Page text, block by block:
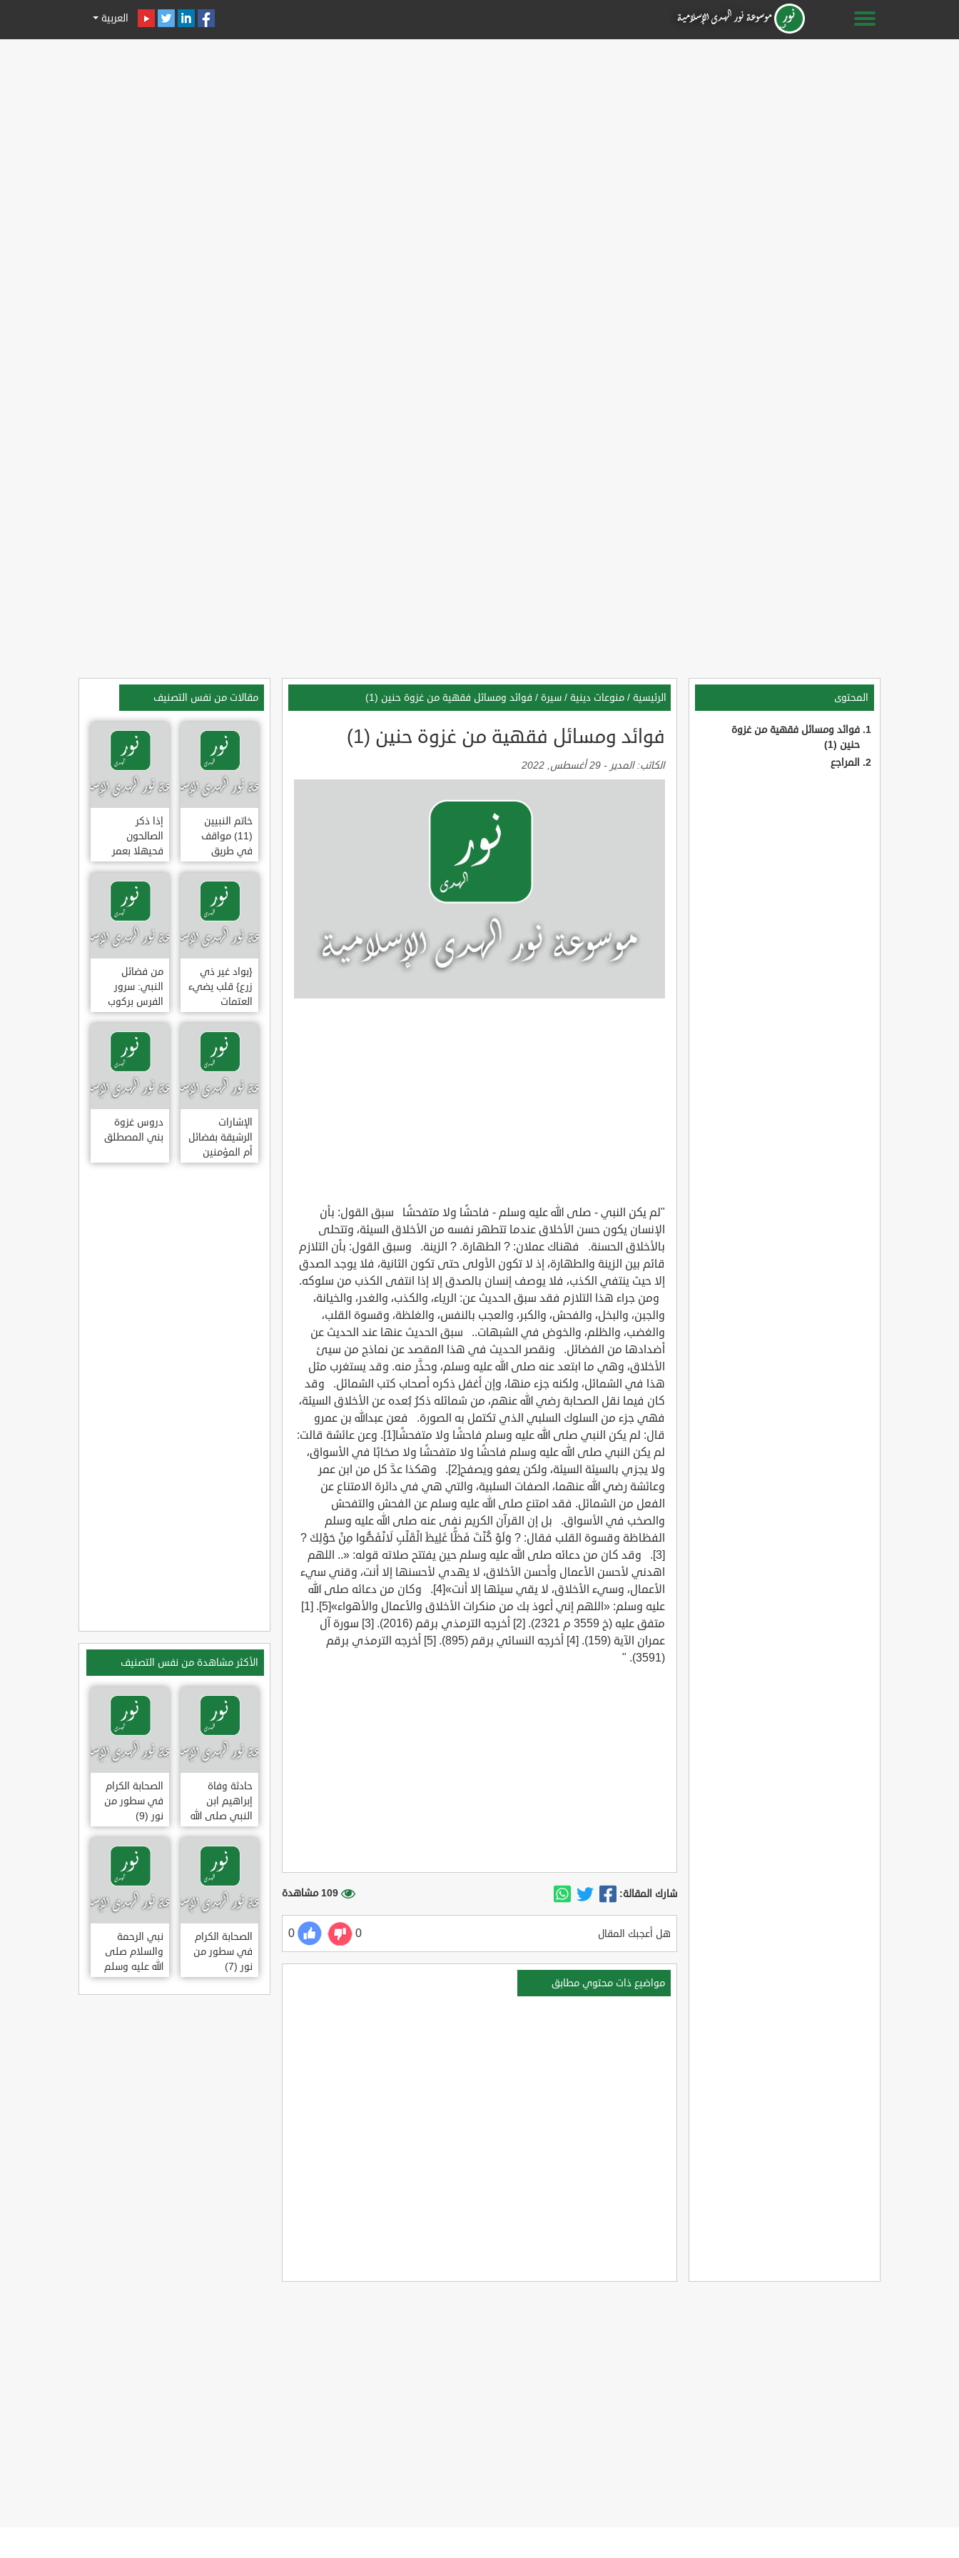
العربية
المحتوى
فوائد ومسائل فقهية من غزوة
حنين (1)
المراجع
الرئيسية / منوعات دينية / سيرة / فوائد ومسائل فقهية من غزوة حنين (1)
فوائد ومسائل فقهية من غزوة حنين (1)
الكاتب:المدير - 29 أغسطس, 2022
"لم يكن النبي - صلى الله عليه وسلم - فاحشًا ولا متفحشًا سبق القول: بأن
الإنسان يكون حسن الأخلاق عندما تتطهر نفسه من الأخلاق السيئة، وتتحلى
بالأخلاق الحسنة. فهناك عملان: ? الطهارة. ? الزينة. وسبق القول: بأن التلازم
قائم بين الزينة والطهارة، إذ لا تكون الأولى حتى تكون الثانية، فلا يوجد الصدق
إلا حيث ينتفي الكذب، فلا يوصف إنسان بالصدق إلا إذا انتفى الكذب من سلوكه.
ومن جراء هذا التلازم فقد سبق الحديث عن: الرياء، والكذب، والغدر، والخيانة،
والجبن، والبخل، والفحش، والكبر، والعجب بالنفس، والغلظة، وقسوة القلب،
والغضب، والظلم، والخوض في الشبهات.. سبق الحديث عنها عند الحديث عن
أضدادها من الفضائل. ونقصر الحديث في هذا المقصد عن نماذج من سيئ
الأخلاق، وهي ما ابتعد عنه صلى الله عليه وسلم، وحذَّر منه. وقد يستغرب مثل
هذا في الشمائل، ولكنه جزء منها، وإن أغفل ذكره أصحاب كتب الشمائل. وقد
كان فيما نقل الصحابة رضي الله عنهم، من شمائله ذكرُ بُعده عن الأخلاق السيئة،
فهي جزء من السلوك السلبي الذي تكتمل به الصورة. فعن عبدالله بن عمرو
قال: لم يكن النبي صلى الله عليه وسلم فاحشًا ولا متفحشًا[1]. وعن عائشة قالت:
لم يكن النبي صلى الله عليه وسلم فاحشًا ولا متفحشًا ولا صخابًا في الأسواق،
ولا يجزي بالسيئة السيئة، ولكن يعفو ويصفح[2]. وهكذا عدَّ كل من ابن عمر
وعائشة رضي الله عنهما، الصفات السلبية، والتي هي في دائرة الامتناع عن
الفعل من الشمائل. فقد امتنع صلى الله عليه وسلم عن الفحش والتفحش
والصخب في الأسواق. بل إن القرآن الكريم نفى عنه صلى الله عليه وسلم
الفظاظة وقسوة القلب فقال: ? وَلَوْ كُنْتَ فَظًّا غَلِيظَ الْقَلْبِ لَانْفَضُّوا مِنْ حَوْلِكَ ?
[3]. وقد كان من دعائه صلى الله عليه وسلم حين يفتتح صلاته قوله: «.. اللهم
اهدني لأحسن الأعمال وأحسن الأخلاق، لا يهدي لأحسنها إلا أنت، وقني سيء
الأعمال، وسيء الأخلاق، لا يقي سيئها إلا أنت»[4]. وكان من دعائه صلى الله
عليه وسلم: «اللهم إني أعوذ بك من منكرات الأخلاق والأعمال والأهواء»[5]. [1]
متفق عليه (خ 3559 م 2321). [2] أخرجه الترمذي برقم (2016). [3] سورة آل
عمران الآية (159). [4] أخرجه النسائي برقم (895). [5] أخرجه الترمذي برقم
(3591). "
شارك المقالة: 109 مشاهدة
هل أعجبك المقال 0
0
مواضيع ذات محتوي مطابق
مقالات من نفس التصنيف
خاتم النبيين
(11) مواقف
في طريق
الهجرة
إذا ذكر
الصالحون
فحيهلا بعمر
(خطبة)
{بواد غير ذي
زرع} قلب يضيء
العتمات
من فضائل
النبي: سرور
الفرس بركوب
النبي وخضوع
البراق له
الإشارات
الرشيقة بفضائل
أم المؤمنين
عائشة الصديقة
دروس غزوة
بني المصطلق
الأكثر مشاهدة من نفس التصنيف
حادثة وفاة
إبراهيم ابن
النبي صلى الله
عليه وسلم
(وقفة تأملية)
الصحابة الكرام
في سطور من
نور (9)
الصحابة الكرام
في سطور من
نور (7)
نبي الرحمة
والسلام صلى
الله عليه وسلم